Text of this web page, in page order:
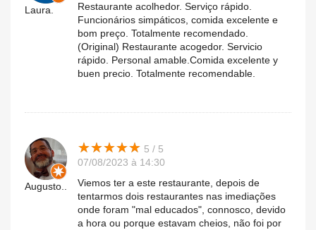
Laura.
Restaurante acolhedor. Serviço rápido.
Funcionários simpáticos, comida excelente e
bom preço. Totalmente recomendado.
(Original) Restaurante acogedor. Servicio
rápido. Personal amable.Comida excelente y
buen precio. Totalmente recomendable.
Augusto..
★★★★★
★★★★★ 5 / 5
07/08/2023 à 14:30
Viemos ter a este restaurante, depois de
tentarmos dois restaurantes nas imediações
onde foram "mal educados", connosco, devido
a hora ou porque estavam cheios, não foi por